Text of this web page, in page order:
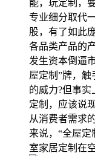
能，玩定制，
专业细分取代
股，有了如此
各品类产品的
发生资本倒逼
屋定制”牌，
的威力?但事
定制，应该说
从消费者需求
来说，“全屋
室家居定制在